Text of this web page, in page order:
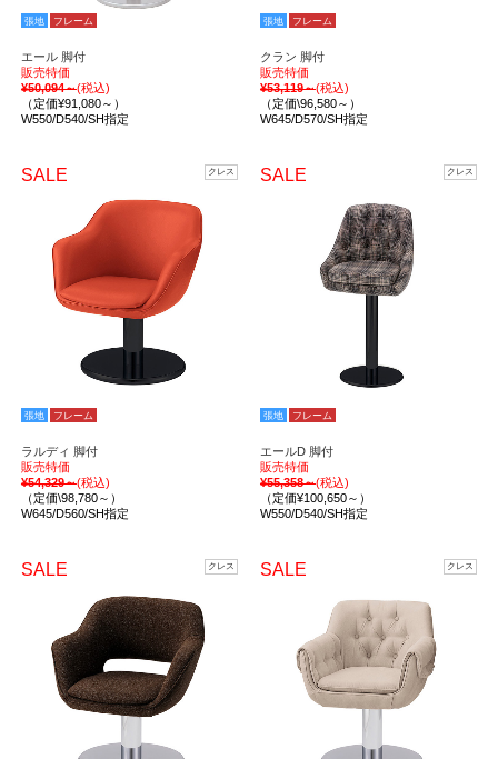
張地 フレーム
エール 脚付
販売特価
¥50,094～(税込)
（定価¥91,080～）
W550/D540/SH指定
張地 フレーム
クラン 脚付
販売特価
¥53,119～(税込)
（定価\96,580～）
W645/D570/SH指定
SALE クレス
張地 フレーム
ラルディ 脚付
販売特価
¥54,329～(税込)
（定価\98,780～）
W645/D560/SH指定
SALE クレス
張地 フレーム
エールD 脚付
販売特価
¥55,358～(税込)
（定価¥100,650～）
W550/D540/SH指定
SALE クレス SALE クレス